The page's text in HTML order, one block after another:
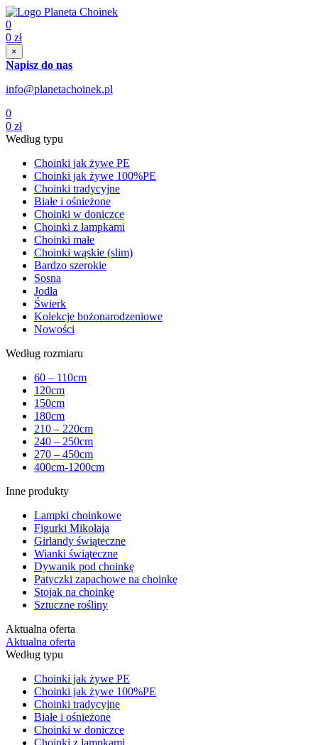
0
0 zł
×
Napisz do nas
info@planetachoinek.pl
0
0 zł
Według typu
Choinki jak żywe PE
Choinki jak żywe 100%PE
Choinki tradycyjne
Białe i ośnieżone
Choinki w doniczce
Choinki z lampkami
Choinki małe
Choinki wąskie (slim)
Bardzo szerokie
Sosna
Jodła
Świerk
Kolekcje bożonarodzeniowe
Nowości
Według rozmiaru
60 – 110cm
120cm
150cm
180cm
210 – 220cm
240 – 250cm
270 – 450cm
400cm-1200cm
Inne produkty
Lampki choinkowe
Figurki Mikołaja
Girlandy świąteczne
Wianki świąteczne
Dywanik pod choinkę
Patyczki zapachowe na choinkę
Stojak na choinkę
Sztuczne rośliny
Aktualna oferta
Aktualna oferta
Według typu
Choinki jak żywe PE
Choinki jak żywe 100%PE
Choinki tradycyjne
Białe i ośnieżone
Choinki w doniczce
Choinki z lampkami